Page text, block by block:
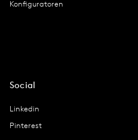
Konfiguratoren
Social
Linkedin
Pinterest